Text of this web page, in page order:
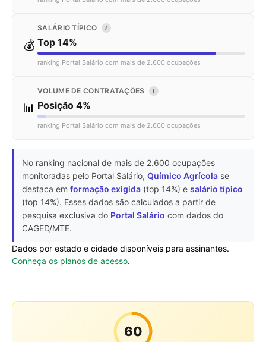
💰
SALÁRIO TÍPICO I
Top 14%
ranking Portal Salário com mais de 2.600 ocupações
📊
VOLUME DE CONTRATAÇÕES I
Posição 4%
ranking Portal Salário com mais de 2.600 ocupações
No ranking nacional de mais de 2.600 ocupações
monitoradas pelo Portal Salário, Químico Agrícola se
destaca em formação exigida (top 14%) e salário típico
(top 14%). Esses dados são calculados a partir de
pesquisa exclusiva do Portal Salário com dados do
CAGED/MTE.
Dados por estado e cidade disponíveis para assinantes.
Conheça os planos de acesso.
60